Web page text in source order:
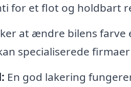
for et flot og holdbart
at ændre bilens
specialiserede
En god lakering